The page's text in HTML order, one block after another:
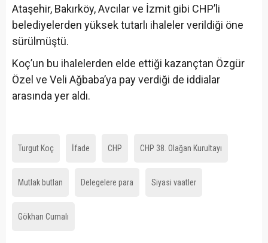
Ataşehir, Bakırköy, Avcılar ve İzmit gibi CHP’li
belediyelerden yüksek tutarlı ihaleler verildiği öne
sürülmüştü.
Koç’un bu ihalelerden elde ettiği kazançtan Özgür
Özel ve Veli Ağbaba’ya pay verdiği de iddialar
arasında yer aldı.
Turgut Koç İfade CHP CHP 38. Olağan Kurultayı
Mutlak butlan Delegelere para Siyasi vaatler
Gökhan Cumalı